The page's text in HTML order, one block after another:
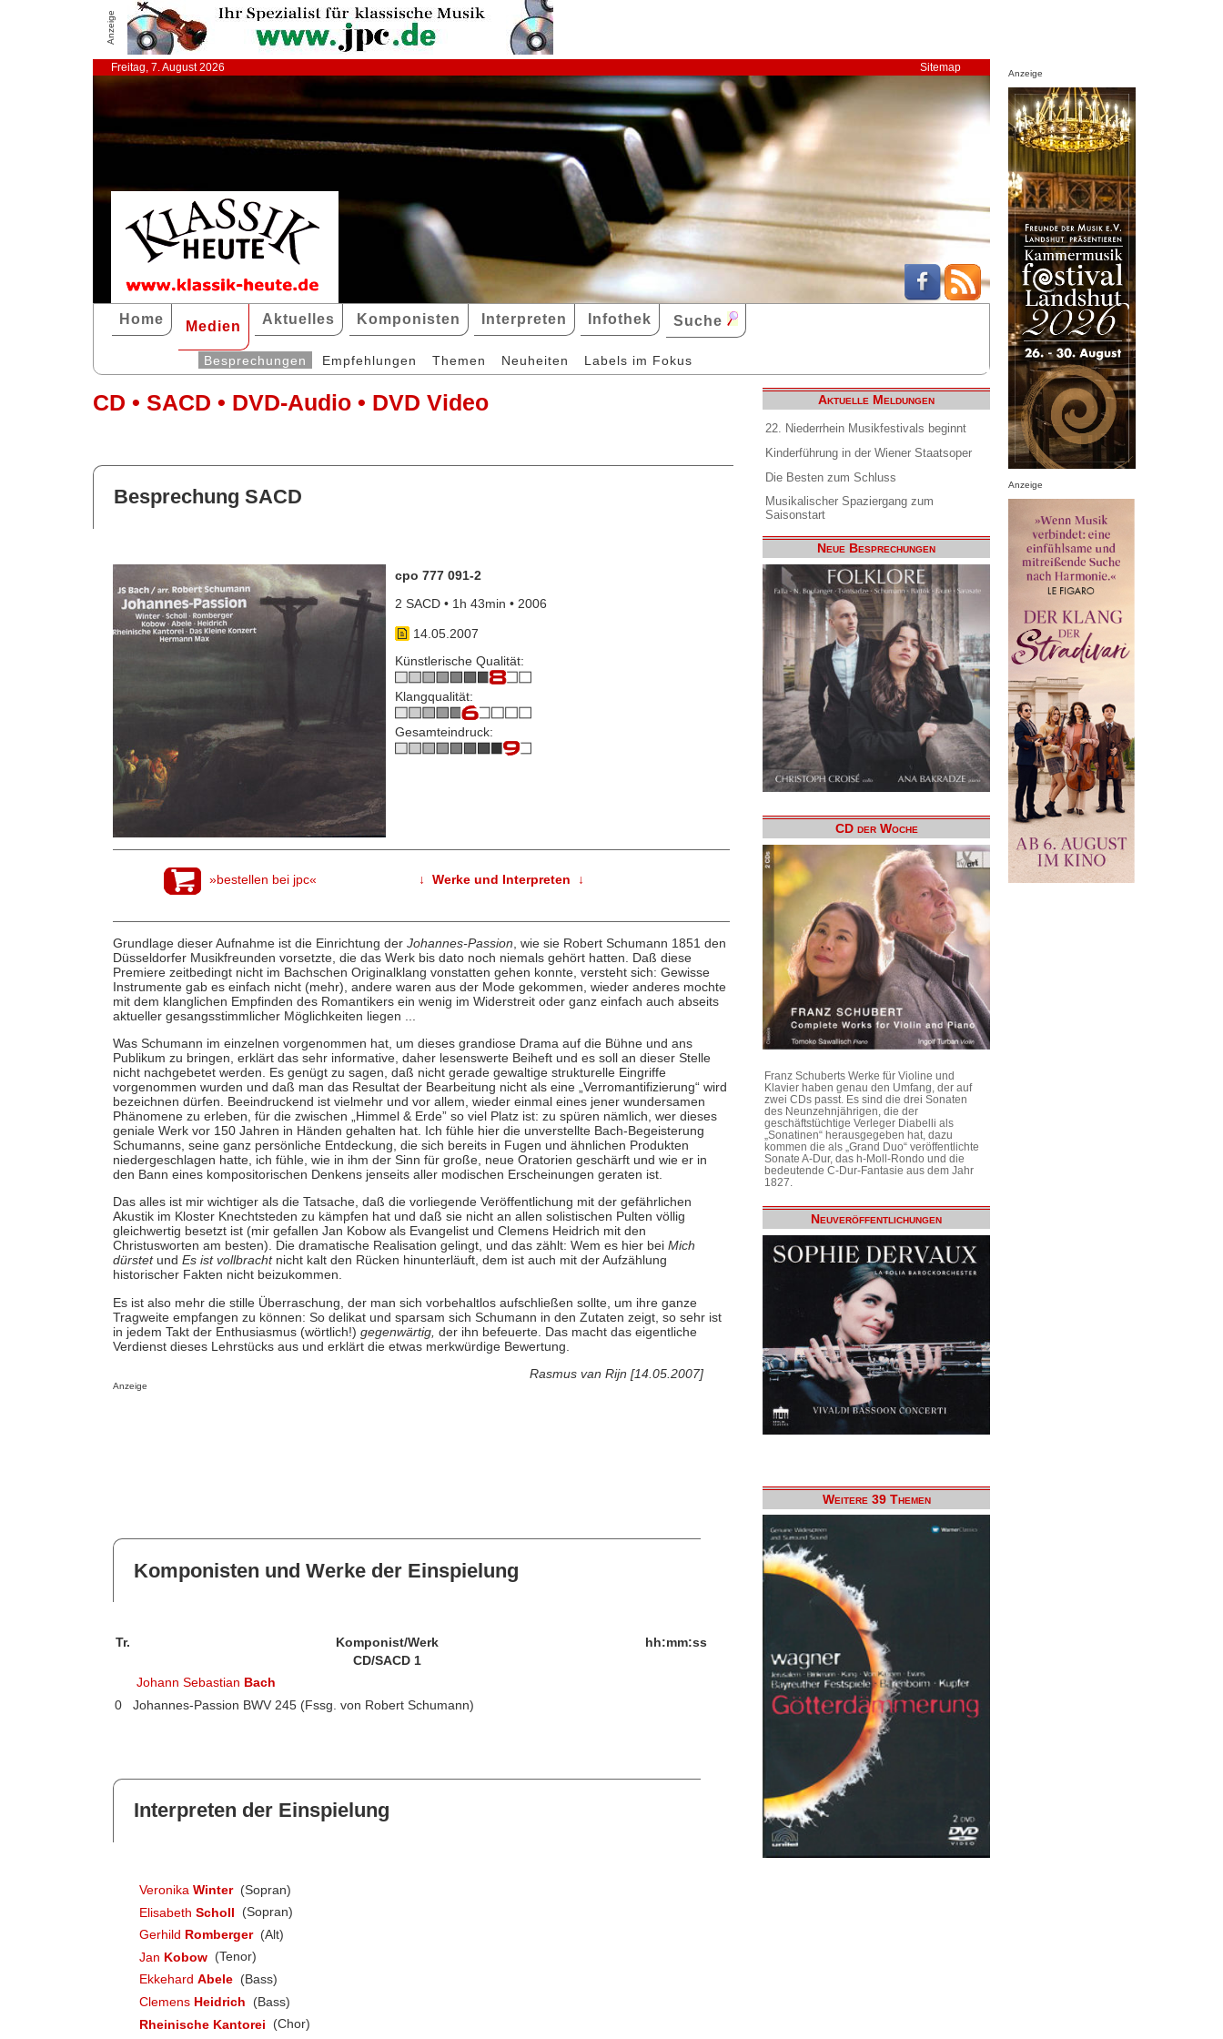
Anzeige
Freitag, 7. August 2026 Sitemap
Home Medien Aktuelles Komponisten Interpreten Infothek Suche
Besprechungen Empfehlungen Themen Neuheiten Labels im Fokus
CD • SACD • DVD-Audio • DVD Video
Besprechung SACD
cpo 777 091-2
2 SACD • 1h 43min • 2006
14.05.2007
Künstlerische Qualität:
Klangqualität:
Gesamteindruck:
»bestellen bei jpc« ↓ Werke und Interpreten ↓
Grundlage dieser Aufnahme ist die Einrichtung der Johannes-Passion , wie sie Robert Schumann 1851 den
Düsseldorfer Musikfreunden vorsetzte, die das Werk bis dato noch niemals gehört hatten. Daß diese
Premiere zeitbedingt nicht im Bachschen Originalklang vonstatten gehen konnte, versteht sich: Gewisse
Instrumente gab es einfach nicht (mehr), andere waren aus der Mode gekommen, wieder anderes mochte
mit dem klanglichen Empfinden des Romantikers ein wenig im Widerstreit oder ganz einfach auch abseits
aktueller gesangsstimmlicher Möglichkeiten liegen ...
Was Schumann im einzelnen vorgenommen hat, um dieses grandiose Drama auf die Bühne und ans
Publikum zu bringen, erklärt das sehr informative, daher lesenswerte Beiheft und es soll an dieser Stelle
nicht nachgebetet werden. Es genügt zu sagen, daß nicht gerade gewaltige strukturelle Eingriffe
vorgenommen wurden und daß man das Resultat der Bearbeitung nicht als eine „Verromantifizierung“ wird
bezeichnen dürfen. Beeindruckend ist vielmehr und vor allem, wieder einmal eines jener wundersamen
Phänomene zu erleben, für die zwischen „Himmel & Erde” so viel Platz ist: zu spüren nämlich, wer dieses
geniale Werk vor 150 Jahren in Händen gehalten hat. Ich fühle hier die unverstellte Bach-Begeisterung
Schumanns, seine ganz persönliche Entdeckung, die sich bereits in Fugen und ähnlichen Produkten
niedergeschlagen hatte, ich fühle, wie in ihm der Sinn für große, neue Oratorien geschärft und wie er in
den Bann eines kompositorischen Denkens jenseits aller modischen Erscheinungen geraten ist.
Das alles ist mir wichtiger als die Tatsache, daß die vorliegende Veröffentlichung mit der gefährlichen
Akustik im Kloster Knechtsteden zu kämpfen hat und daß sie nicht an allen solistischen Pulten völlig
gleichwertig besetzt ist (mir gefallen Jan Kobow als Evangelist und Clemens Heidrich mit den
Christusworten am besten). Die dramatische Realisation gelingt, und das zählt: Wem es hier bei Mich
dürstet und Es ist vollbracht nicht kalt den Rücken hinunterläuft, dem ist auch mit der Aufzählung
historischer Fakten nicht beizukommen.
Es ist also mehr die stille Überraschung, der man sich vorbehaltlos aufschließen sollte, um ihre ganze
Tragweite empfangen zu können: So delikat und sparsam sich Schumann in den Zutaten zeigt, so sehr ist
in jedem Takt der Enthusiasmus (wörtlich!) gegenwärtig, der ihn befeuerte. Das macht das eigentliche
Verdienst dieses Lehrstücks aus und erklärt die etwas merkwürdige Bewertung.
Rasmus van Rijn [14.05.2007]
Anzeige
Komponisten und Werke der Einspielung
Tr. Komponist/Werk
hh:mm:ss
CD/SACD 1
Johann Sebastian Bach
0
Johannes-Passion BWV 245 (Fssg. von Robert Schumann)
Interpreten der Einspielung
Veronika Winter (Sopran)
Elisabeth Scholl
(Sopran)
Gerhild Romberger (Alt)
Jan Kobow (Tenor)
Ekkehard Abele (Bass)
Clemens Heidrich
(Bass)
Rheinische Kantorei
(Chor)
Aktuelle Meldungen
22. Niederrhein Musikfestivals beginnt
Kinderführung in der Wiener Staatsoper
Die Besten zum Schluss
Musikalischer Spaziergang zum
Saisonstart
Neue Besprechungen
CD der Woche
Franz Schuberts Werke für Violine und
Klavier haben genau den Umfang, der auf
zwei CDs passt. Es sind die drei Sonaten
des Neunzehnjährigen, die der
geschäftstüchtige Verleger Diabelli als
„Sonatinen“ herausgegeben hat, dazu
kommen die als „Grand Duo“ veröffentlichte
Sonate A-Dur, das h-Moll-Rondo und die
bedeutende C-Dur-Fantasie aus dem Jahr
1827.
Neuveröffentlichungen
Weitere 39 Themen
Anzeige
Anzeige